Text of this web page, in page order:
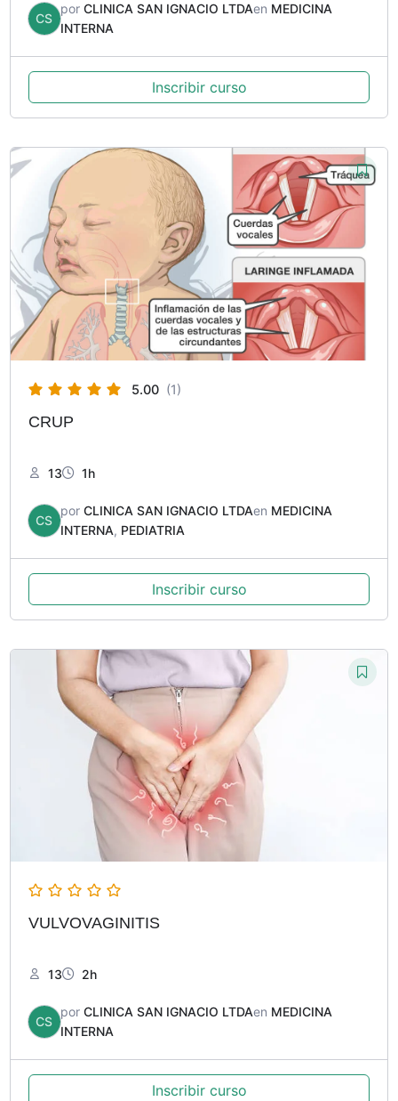
CS
por CLINICA SAN IGNACIO LTDAen MEDICINA
INTERNA
Inscribir curso
5.00 (1)
CRUP
13 1h
CS
por CLINICA SAN IGNACIO LTDAen MEDICINA
INTERNA, PEDIATRIA
Inscribir curso
VULVOVAGINITIS
13 2h
CS
por CLINICA SAN IGNACIO LTDAen MEDICINA
INTERNA
Inscribir curso